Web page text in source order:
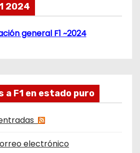
2024
general F1 ~2024
a F1 en estado puro
electrónico